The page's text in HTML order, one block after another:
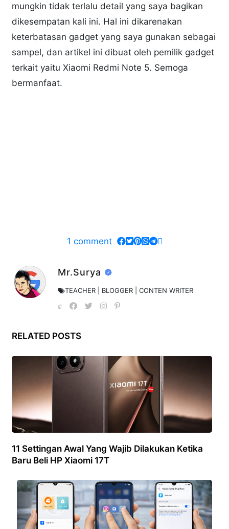
mungkin tidak terlalu detail yang saya bagikan
dikesempatan kali ini. Hal ini dikarenakan
keterbatasan gadget yang saya gunakan sebagai
sampel, dan artikel ini dibuat oleh pemilik gadget
terkait yaitu Xiaomi Redmi Note 5. Semoga
bermanfaat.
1 comment
Mr.Surya
TEACHER | BLOGGER | CONTEN WRITER
RELATED POSTS
11 Settingan Awal Yang Wajib Dilakukan Ketika
Baru Beli HP Xiaomi 17T